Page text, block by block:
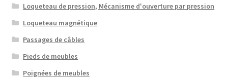
Loqueteau de pression, Mécanisme d'ouverture par pression
Loqueteau magnétique
Passages de câbles
Pieds de meubles
Poignées de meubles